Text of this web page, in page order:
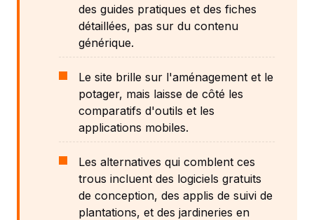
des guides pratiques et des fiches
détaillées, pas sur du contenu
générique.
Le site brille sur l'aménagement et le
potager, mais laisse de côté les
comparatifs d'outils et les
applications mobiles.
Les alternatives qui comblent ces
trous incluent des logiciels gratuits
de conception, des applis de suivi de
plantations, et des jardineries en